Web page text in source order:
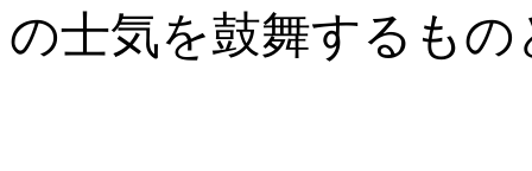
の士気を鼓舞するも